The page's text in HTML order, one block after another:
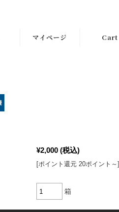
マイページ Cart
¥2,000 (税込)
[ポイント還元 20ポイント～]
箱